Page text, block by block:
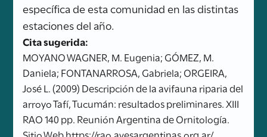
específica de esta comunidad en las distintas
estaciones del año.
Cita sugerida:
MOYANO WAGNER, M. Eugenia; GÓMEZ, M.
Daniela; FONTANARROSA, Gabriela; ORGEIRA,
José L. (2009) Descripción de la avifauna riparia del
arroyo Tafí, Tucumán: resultados preliminares. XIII
RAO 140 pp. Reunión Argentina de Ornitología.
Sitio Web https://rao.avesargentinas.org.ar/